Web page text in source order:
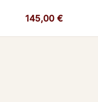
145,00 €